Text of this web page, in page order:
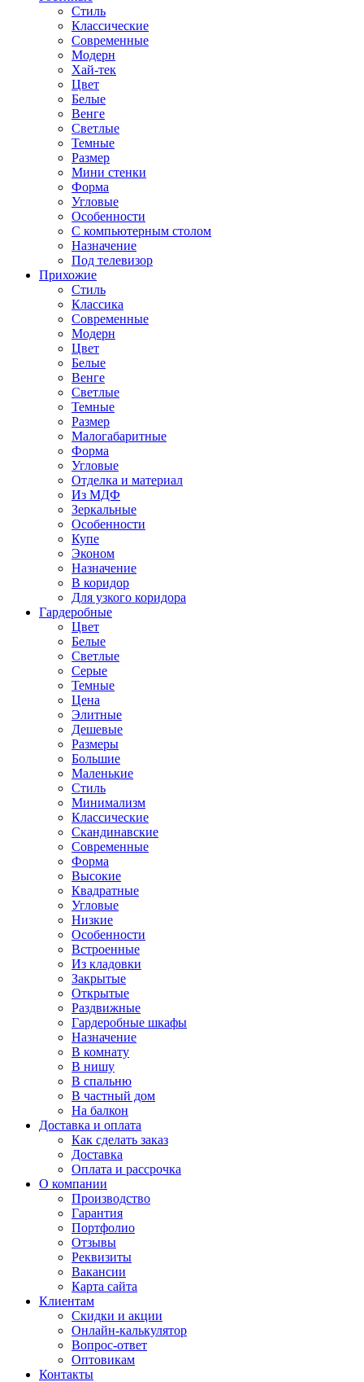
Стиль
Классические
Современные
Модерн
Хай-тек
Цвет
Белые
Венге
Светлые
Темные
Размер
Мини стенки
Форма
Угловые
Особенности
С компьютерным столом
Назначение
Под телевизор
Прихожие
Стиль
Классика
Современные
Модерн
Цвет
Белые
Венге
Светлые
Темные
Размер
Малогабаритные
Форма
Угловые
Отделка и материал
Из МДФ
Зеркальные
Особенности
Купе
Эконом
Назначение
В коридор
Для узкого коридора
Гардеробные
Цвет
Белые
Светлые
Серые
Темные
Цена
Элитные
Дешевые
Размеры
Большие
Маленькие
Стиль
Минимализм
Классические
Скандинавские
Современные
Форма
Высокие
Квадратные
Угловые
Низкие
Особенности
Встроенные
Из кладовки
Закрытые
Открытые
Раздвижные
Гардеробные шкафы
Назначение
В комнату
В нишу
В спальню
В частный дом
На балкон
Доставка и оплата
Как сделать заказ
Доставка
Оплата и рассрочка
О компании
Производство
Гарантия
Портфолио
Отзывы
Реквизиты
Вакансии
Карта сайта
Клиентам
Скидки и акции
Онлайн-калькулятор
Вопрос-ответ
Оптовикам
Контакты